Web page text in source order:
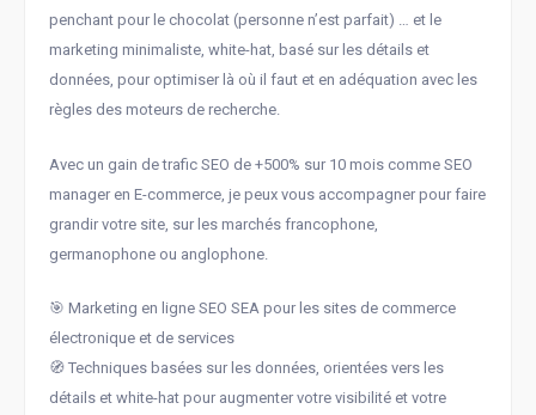
penchant pour le chocolat (personne n’est parfait) … et le
marketing minimaliste, white-hat, basé sur les détails et
données, pour optimiser là où il faut et en adéquation avec les
règles des moteurs de recherche.
Avec un gain de trafic SEO de +500% sur 10 mois comme SEO
manager en E-commerce, je peux vous accompagner pour faire
grandir votre site, sur les marchés francophone,
germanophone ou anglophone.
🎯 Marketing en ligne SEO SEA pour les sites de commerce
électronique et de services
🧭 Techniques basées sur les données, orientées vers les
détails et white-hat pour augmenter votre visibilité et votre